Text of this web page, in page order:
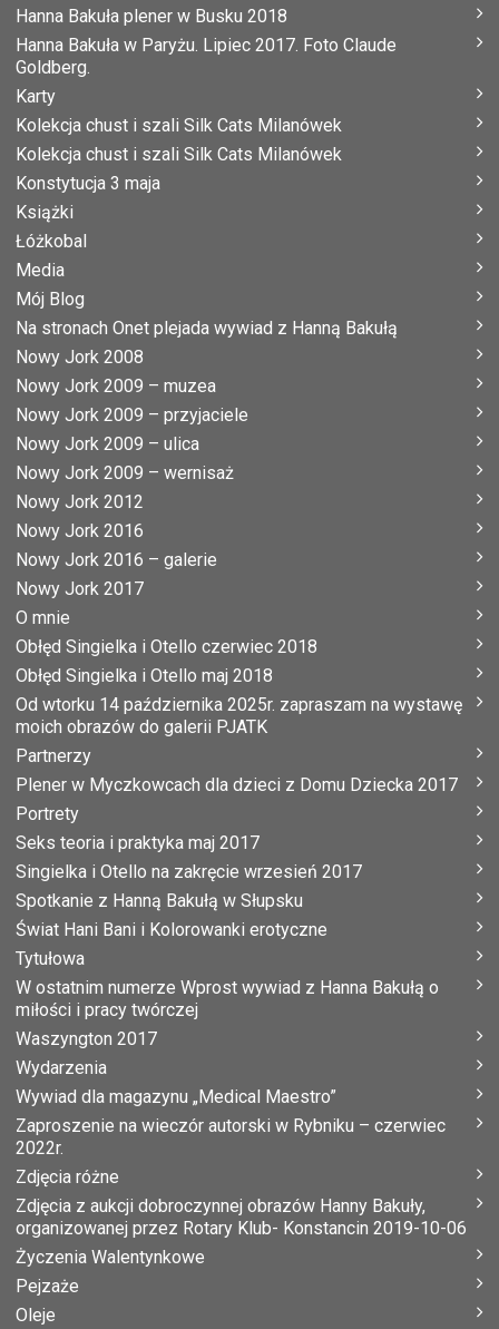
Hanna Bakuła plener w Busku 2018
Hanna Bakuła w Paryżu. Lipiec 2017. Foto Claude
Goldberg.
Karty
Kolekcja chust i szali Silk Cats Milanówek
Kolekcja chust i szali Silk Cats Milanówek
Konstytucja 3 maja
Książki
Łóżkobal
Media
Mój Blog
Na stronach Onet plejada wywiad z Hanną Bakułą
Nowy Jork 2008
Nowy Jork 2009 – muzea
Nowy Jork 2009 – przyjaciele
Nowy Jork 2009 – ulica
Nowy Jork 2009 – wernisaż
Nowy Jork 2012
Nowy Jork 2016
Nowy Jork 2016 – galerie
Nowy Jork 2017
O mnie
Obłęd Singielka i Otello czerwiec 2018
Obłęd Singielka i Otello maj 2018
Od wtorku 14 października 2025r. zapraszam na wystawę
moich obrazów do galerii PJATK
Partnerzy
Plener w Myczkowcach dla dzieci z Domu Dziecka 2017
Portrety
Seks teoria i praktyka maj 2017
Singielka i Otello na zakręcie wrzesień 2017
Spotkanie z Hanną Bakułą w Słupsku
Świat Hani Bani i Kolorowanki erotyczne
Tytułowa
W ostatnim numerze Wprost wywiad z Hanna Bakułą o
miłości i pracy twórczej
Waszyngton 2017
Wydarzenia
Wywiad dla magazynu „Medical Maestro”
Zaproszenie na wieczór autorski w Rybniku – czerwiec
2022r.
Zdjęcia różne
Zdjęcia z aukcji dobroczynnej obrazów Hanny Bakuły,
organizowanej przez Rotary Klub- Konstancin 2019-10-06
Życzenia Walentynkowe
Pejzaże
Oleje